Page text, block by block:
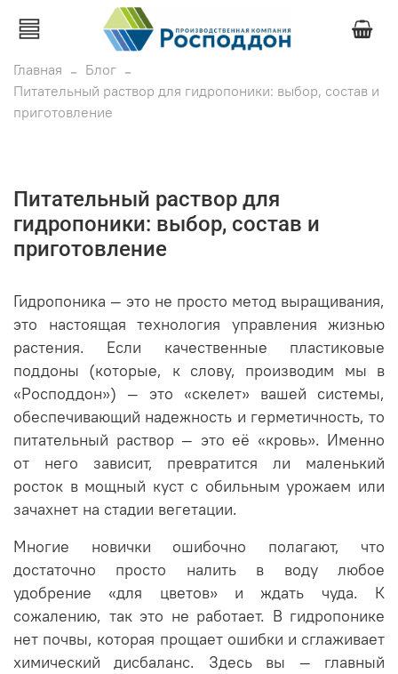
Главная
Блог
Питательный раствор для гидропоники: выбор, состав и
приготовление
Питательный раствор для
гидропоники: выбор, состав и
приготовление
Гидропоника — это не просто метод выращивания,
это настоящая технология управления жизнью
растения. Если качественные пластиковые
поддоны (которые, к слову, производим мы в
«Росподдон») — это «скелет» вашей системы,
обеспечивающий надежность и герметичность, то
питательный раствор — это её «кровь». Именно
от него зависит, превратится ли маленький
росток в мощный куст с обильным урожаем или
зачахнет на стадии вегетации.
Многие новички ошибочно полагают, что
достаточно просто налить в воду любое
удобрение «для цветов» и ждать чуда. К
сожалению, так это не работает. В гидропонике
нет почвы, которая прощает ошибки и сглаживает
химический дисбаланс. Здесь вы — главный